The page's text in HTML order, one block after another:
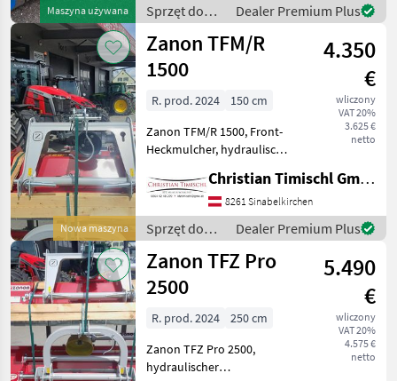
Rozdrabniacze
Z Mlotami
Zanon
WYBIERZ
KATEGORIĘ
Zanon
Tehnos
Vigolo
Berti
Müthing
Ino
Pokaż
Maszyna używana
Sprzęt do
siewu /
Zanon
Dealer Premium Plus
Nowa maszyna
Zanon TFM/R
1500
4.350
€
wliczony
VAT 20%
3.625 €
netto
R. prod. 2024
150 cm
Zanon TFM/R 1500, Front-
Heckmulcher, hydraulischer
Obst und Weinbau ,
Spiralrotor Typ młota:
Młoty – Rozdrabniacz, Bieg
jałowy: Bieg jałowy
Christian Timischl GmbH
8261 Sinabelkirchen
Sprzęt do
siewu /
Zanon
Dealer Premium Plus
Zanon TFZ Pro
2500
5.490
€
wliczony
VAT 20%
4.575 €
netto
R. prod. 2024
250 cm
Zanon TFZ Pro 2500,
hydraulischer